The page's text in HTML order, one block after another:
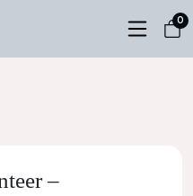
0
–